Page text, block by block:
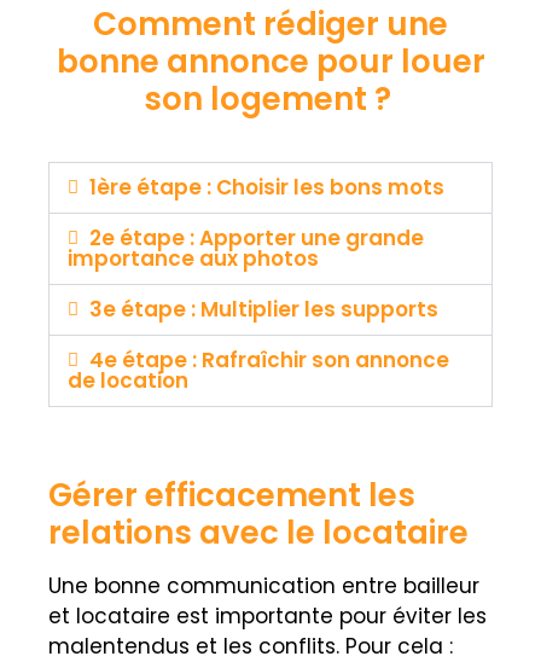
Comment rédiger une
bonne annonce pour louer
son logement ?
1ère étape : Choisir les bons mots
2e étape : Apporter une grande
importance aux photos
3e étape : Multiplier les supports
4e étape : Rafraîchir son annonce
de location
Gérer efficacement les
relations avec le locataire
Une bonne communication entre bailleur
et locataire est importante pour éviter les
malentendus et les conflits. Pour cela :